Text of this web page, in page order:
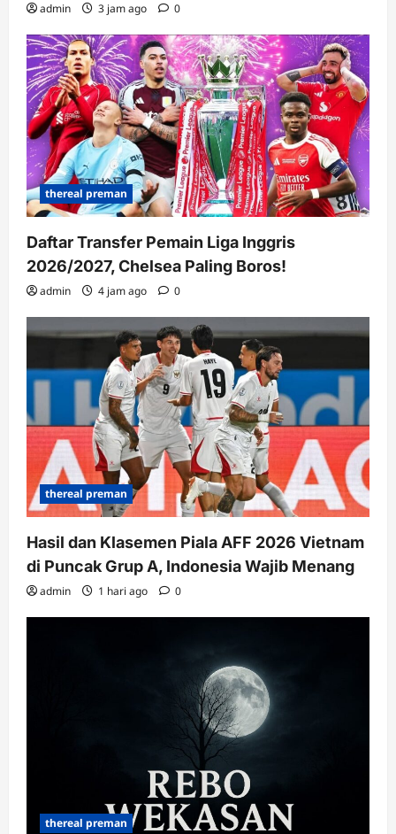
admin 3 jam ago 0
thereal preman
Daftar Transfer Pemain Liga Inggris
2026/2027, Chelsea Paling Boros!
admin 4 jam ago 0
thereal preman
Hasil dan Klasemen Piala AFF 2026 Vietnam
di Puncak Grup A, Indonesia Wajib Menang
admin 1 hari ago 0
thereal preman